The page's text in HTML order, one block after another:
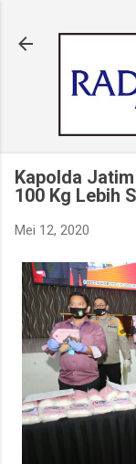
Kapolda
100 Kg Lebih
Mei 12, 2020